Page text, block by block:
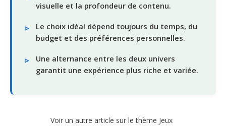
visuelle et la profondeur de contenu.
Le choix idéal dépend toujours du temps, du
budget et des préférences personnelles.
Une alternance entre les deux univers
garantit une expérience plus riche et variée.
Voir un autre article sur le thème Jeux